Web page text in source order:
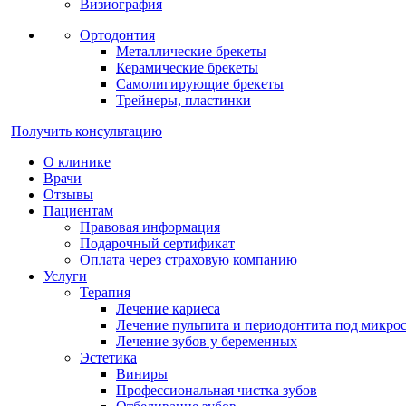
Визиография
Ортодонтия
Металлические брекеты
Керамические брекеты
Самолигирующие брекеты
Трейнеры, пластинки
Получить консультацию
О клинике
Врачи
Отзывы
Пациентам
Правовая информация
Подарочный сертификат
Оплата через страховую компанию
Услуги
Терапия
Лечение кариеса
Лечение пульпита и периодонтита под
Лечение зубов у беременных
Эстетика
Виниры
Профессиональная чистка зубов